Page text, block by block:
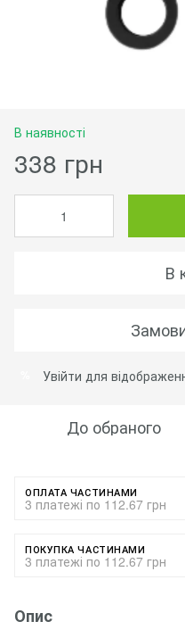
В наявності
338 грн
В
Увійти для
До обраного
ОПЛАТА ЧАСТИНАМИ
3 платежі по 112.67 грн
ПОКУПКА ЧАСТИНАМИ
3 платежі по 112.67 грн
Опис